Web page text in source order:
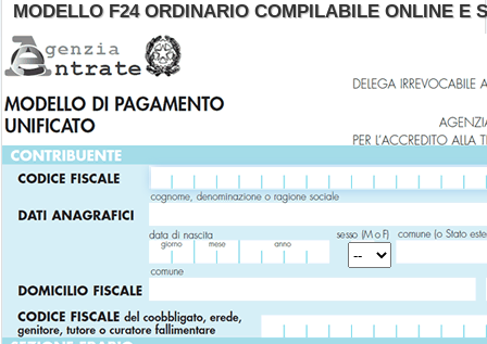
MODELLO F24 ORDINARIO COMPILABILE ONLINE E